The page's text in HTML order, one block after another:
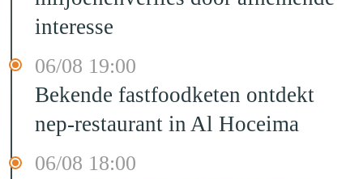
interesse
06/08 19:00
Bekende fastfoodketen ontdekt
nep-restaurant in Al Hoceima
06/08 18:00